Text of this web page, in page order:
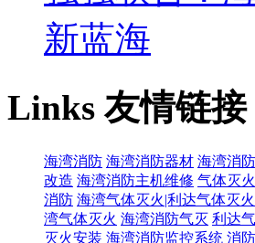
新蓝海
Links友情链接
海湾消防 海湾消防器材 海湾消
改造 海湾消防主机维修 气体灭火
消防 海湾气体灭火|利达气体灭火
湾气体灭火 海湾消防气灭 利达
灭火安装 海湾消防监控系统 消